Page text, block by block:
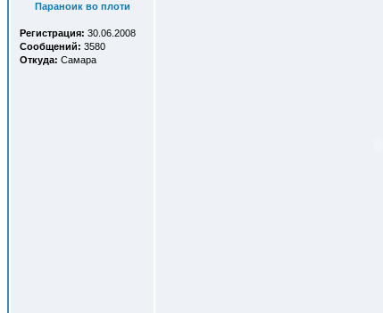
Параноик во плоти
Регистрация: 30.06.2008
Сообщений: 3580
Откуда: Самара